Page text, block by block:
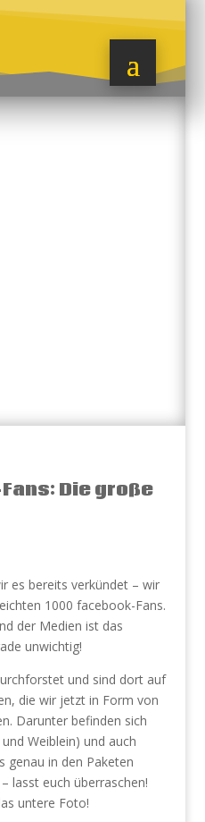
Die große
es bereits verkündet – wir
1000 facebook-Fans.
der Medien ist das
unwichtig!
und sind dort auf
die wir jetzt in Form von
Darunter befinden sich
und Weiblein) und auch
genau in den Paketen
lasst euch überraschen!
untere Foto!